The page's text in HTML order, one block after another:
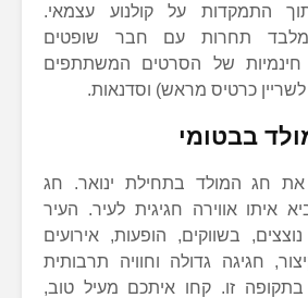
התמקדות על קולנוע עצמאי.
מלבד תחרות עם חבר שופטים
חינמיות של הסרטים המשתתפים
כרטיס מראש) וסדנאות.
בבטומי
את חג המולד בתחילת ינואר. חג
איתו אווירה חגיגית לעיר. העיר
בשווקים, הופעות, אירועים
חגיגה גדולה וחוויה תרבותית
זו. קחו איתכם מעיל טוב,